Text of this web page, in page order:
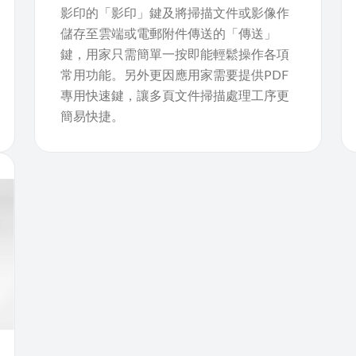
影印的「影印」鍵及將掃描文件或影像作
儲存至雲端或電郵附件傳送的「傳送」
鍵，用家只需簡單一按即能輕鬆操作各項
常用功能。另外更因應用家需要提供PDF
專用快速鍵，讓多頁文件掃描處理工序更
簡易快捷。